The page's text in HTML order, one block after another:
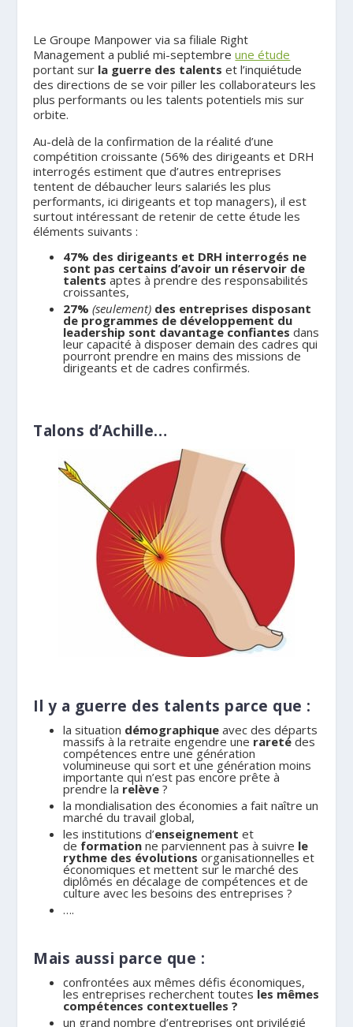
Le Groupe Manpower via sa filiale Right
Management a publié mi-septembreune étude
portant sur la guerre des talents et l’inquiétude
des directions de se voir piller les collaborateurs les
plus performants ou les talents potentiels mis sur
orbite.
Au-delà de la confirmation de la réalité d’une
compétition croissante (56% des dirigeants et DRH
interrogés estiment que d’autres entreprises
tentent de débaucher leurs salariés les plus
performants, ici dirigeants et top managers), il est
surtout intéressant de retenir de cette étude les
éléments suivants :
47% des dirigeants et DRH interrogés ne
sont pas certains d’avoir un réservoir de
talents aptes à prendre des responsabilités
croissantes,
27% (seulement)des entreprises disposant
de programmes de développement du
leadership sont davantage confiantes dans
leur capacité à disposer demain des cadres qui
pourront prendre en mains des missions de
dirigeants et de cadres confirmés.
Talons d’Achille…
Il y a guerre des talents parce que :
la situation démographiqueavec des départs
massifs à la retraite engendre une raretédes
compétences entre une génération
volumineuse qui sort et une génération moins
importante qui n’est pas encore prête à
prendre la relève ?
la mondialisation des économies a fait naître un
marché du travail global,
les institutions d’enseignement et
de formationne parviennent pas à suivre le
rythme des évolutions organisationnelles et
économiques et mettent sur le marché des
diplômés en décalage de compétences et de
culture avec les besoins des entreprises ?
….
Mais aussi parce que :
confrontées aux mêmes défis économiques,
les entreprises recherchent toutes les mêmes
compétences contextuelles ?
un grand nombre d’entreprises ont privilégié